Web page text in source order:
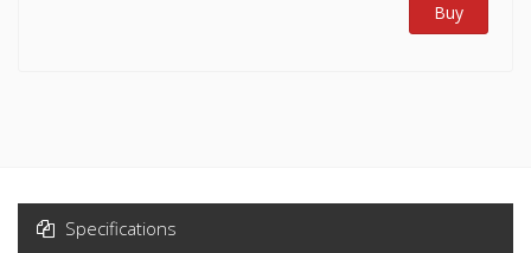
Buy
Specifications